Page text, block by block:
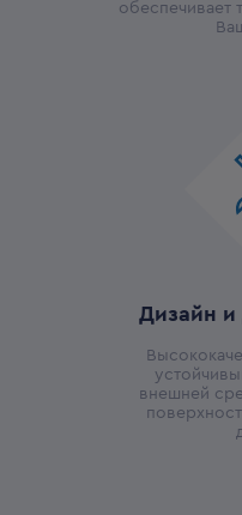
обеспечивает
Дизайн и
внешней